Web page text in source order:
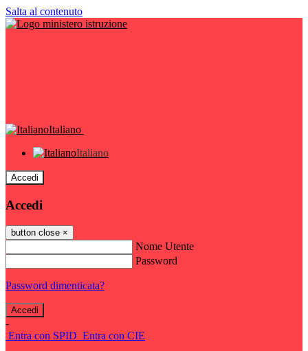
Salta al contenuto
Italiano
Italiano
Accedi
Accedi
button close ×
Nome Utente
Password
Password dimenticata?
-
Entra con SPID Entra con CIE